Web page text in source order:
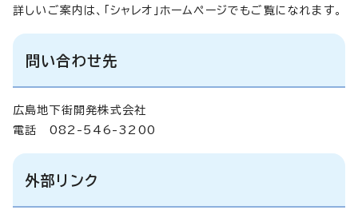
詳しいご案内は、「シャレオ」ホームページでもご覧になれます。
問い合わせ先
広島地下街開発株式会社
電話 082-546-3200
外部リンク